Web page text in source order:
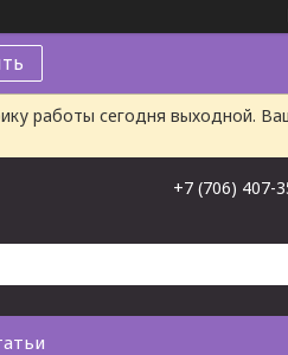
работы сегодня выходной.
+7 (706) 407-